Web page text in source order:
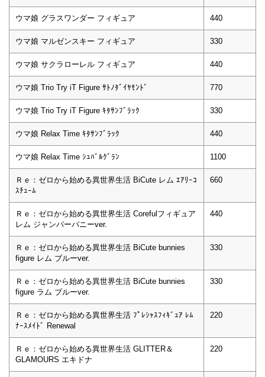
ウマ娘 グラスワンダー フィギュア 440
ウマ娘 マルゼンスキー フィギュア 330
ウマ娘 サクラローレル フィギュア 440
ウマ娘 Trio Try iT Figure ｻﾄﾉﾀﾞｲﾔﾓﾝﾄﾞ 770
ウマ娘 Trio Try iT Figure ｷﾀｻﾝﾌﾞﾗｯｸ 330
ウマ娘 Relax Time ｷﾀｻﾝﾌﾞﾗｯｸ 440
ウマ娘 Relax Time ｼｭﾊﾞﾙｸﾞﾗﾝ 1100
Ｒｅ：ゼロから始める異世界生活 BiCute レム ｴｱﾘｰｺ
ｽﾁｭｰﾑ
660
Ｒｅ：ゼロから始める異世界生活 Corefulフィギュア
レム ジャンパーバニーver.
440
Ｒｅ：ゼロから始める異世界生活 BiCute bunnies
figure レム ブルーver.
330
Ｒｅ：ゼロから始める異世界生活 BiCute bunnies
figure ラム ブルーver.
330
Ｒｅ：ゼロから始める異世界生活 ﾌﾟﾚｼｬｽﾌｨｷﾞｭｱ ﾚﾑ
ﾅｰｽﾒｲﾄﾞ Renewal
220
Ｒｅ：ゼロから始める異世界生活 GLITTER＆
GLAMOURS エキドナ
220